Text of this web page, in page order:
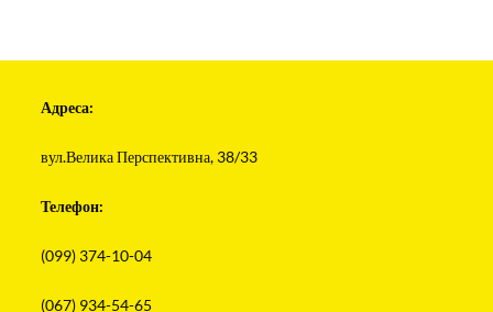
Адреса:
вул.Велика Перспективна, 38/33
Телефон:
(099) 374-10-04
(067) 934-54-65